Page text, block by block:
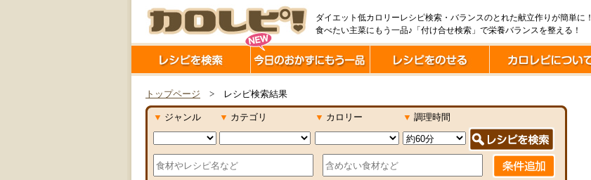
ダイエット低カロリーレシピ検索・バランスのとれた献立作りが簡単に！
食べたい主菜にもう一品♪「付け合せ検索」で栄養バランスを整える！
トップページ > レシピ検索結果
▼ ジャンル ▼ カテゴリ ▼ カロリー ▼ 調理時間